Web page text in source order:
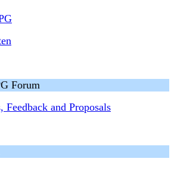
Forum
Feedback and Proposals